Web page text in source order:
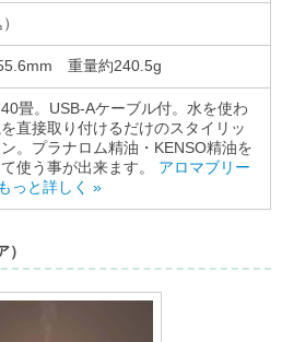
重量約240.5g
畳。USB-Aケーブル付。水を使わ
直接取り付けるだけのスタイリッ
。プラナロム精油・KENSO精油を
使う事が出来ます。 アロマブリー
っと詳しく »